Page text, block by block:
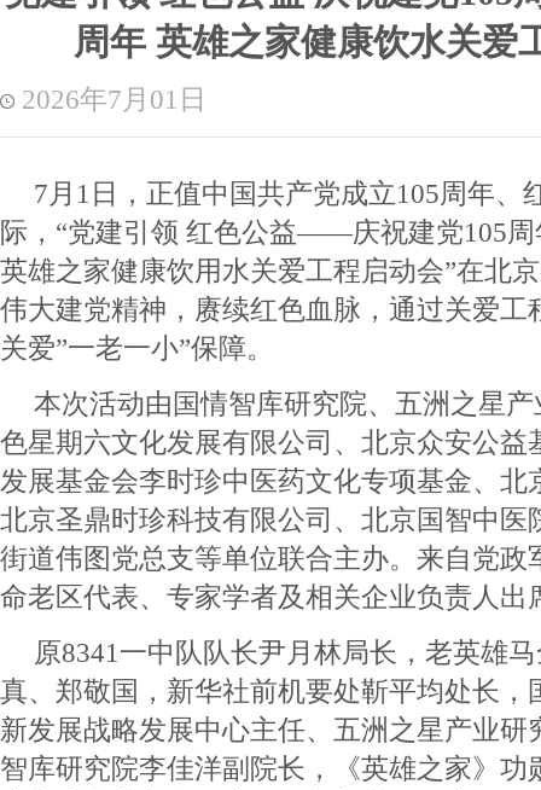
周年 英雄之家健康饮水关爱
2026年7月01日
7月1日，正值中国共产党成立105周年、
际，“党建引领 红色公益——庆祝建党105周
英雄之家健康饮用水关爱工程启动会”在北
伟大建党精神，赓续红色血脉，通过关爱工
关爱”一老一小”保障。
本次活动由国情智库研究院、五洲之星
色星期六文化发展有限公司、北京众安公益
发展基金会李时珍中医药文化专项基金、北
北京圣鼎时珍科技有限公司、北京国智中医
街道伟图党总支等单位联合主办。来自党政
命老区代表、专家学者及相关企业负责人出
原8341一中队队长尹月林局长，老英雄
真、郑敬国，新华社前机要处靳平均处长，
新发展战略发展中心主任、五洲之星产业研
智库研究院李佳洋副院长，《英雄之家》功